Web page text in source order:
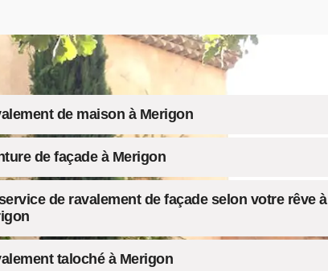
de maison à Merigon
de façade à Merigon
de ravalement de façade selon votre rêve à
taloché à Merigon